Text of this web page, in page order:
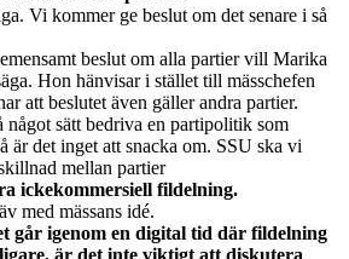
Vi kommer ge beslut om det senare i så
beslut om alla partier vill Marika
Hon hänvisar i stället till mässchefen
att beslutet även gäller andra partier.
något sätt bedriva en partipolitik som
är det inget att snacka om. SSU ska vi
mellan partier
ickekommersiell fildelning.
med mässans idé.
går igenom en digital tid där fildelning
är det inte viktigt att diskutera